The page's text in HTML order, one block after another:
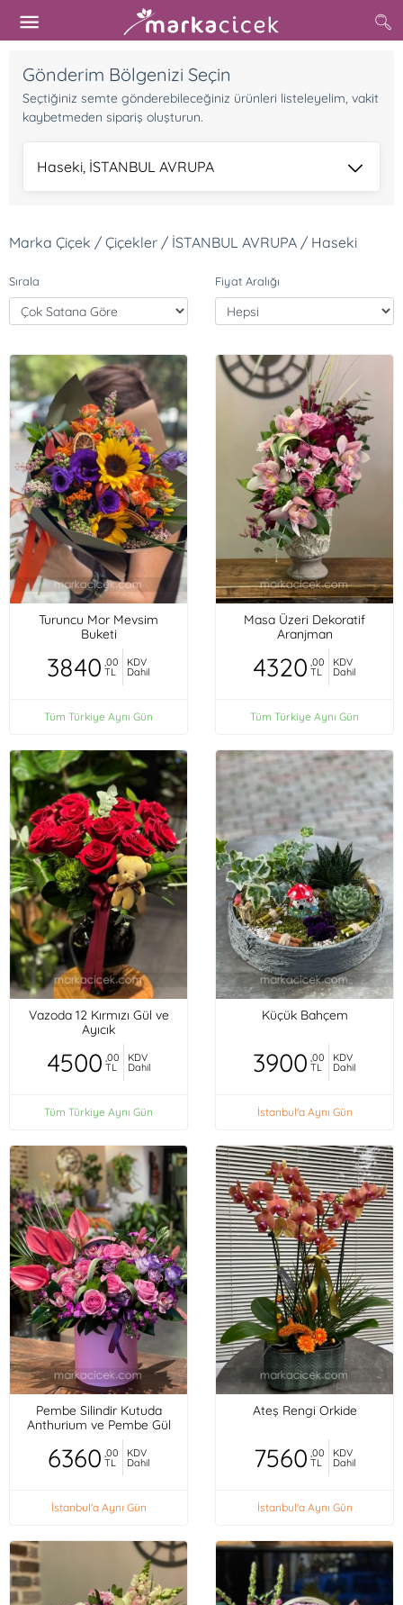
Gönderim Bölgenizi Seçin
Seçtiğiniz semte gönderebileceğiniz ürünleri listeleyelim, vakit
kaybetmeden sipariş oluşturun.
Haseki, İSTANBUL AVRUPA
Marka Çiçek / Çiçekler / İSTANBUL AVRUPA / Haseki
Sırala Fiyat Aralığı
Turuncu Mor Mevsim
Buketi
3840 ,00
TL
KDV
Dahil
Tüm Türkiye Aynı Gün
Masa Üzeri Dekoratif
Aranjman
4320 ,00
TL
KDV
Dahil
Tüm Türkiye Aynı Gün
Vazoda 12 Kırmızı Gül ve
Ayıcık
4500 ,00
TL
KDV
Dahil
Tüm Türkiye Aynı Gün
Küçük Bahçem
3900 ,00
TL
KDV
Dahil
İstanbul'a Aynı Gün
Pembe Silindir Kutuda
Anthurium ve Pembe Gül
6360 ,00
TL
KDV
Dahil
İstanbul'a Aynı Gün
Ateş Rengi Orkide
7560 ,00
TL
KDV
Dahil
İstanbul'a Aynı Gün